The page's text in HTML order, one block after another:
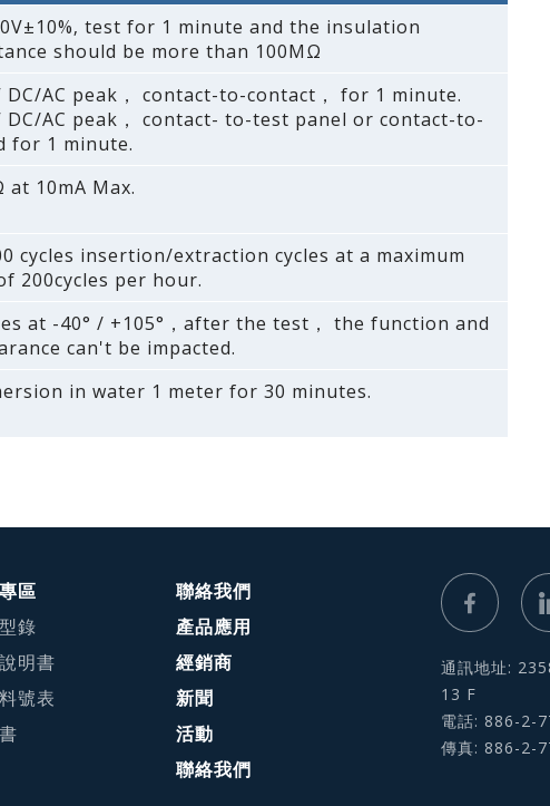
test for 1 minute and the insulation
should be more than 100MΩ
DC/AC peak， contact-to-contact， for 1 minute.
DC/AC peak， contact- to-test panel or contact-to-
for 1 minute.
at 10mA Max.
cycles insertion/extraction cycles at a maximum
200cycles per hour.
at -40° / +105°，after the test， the function and
can't be impacted.
in water 1 meter for 30 minutes.
區
錄
明書
號表
聯絡我們
產品應用
經銷商
新聞
活動
聯絡我們
通訊地址:
13 F
電話: 886-2-
傳真: 886-2-